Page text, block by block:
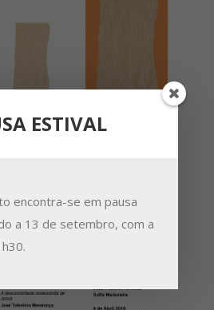
ESTIVAL
encontra-se em pausa
a 13 de setembro, com a